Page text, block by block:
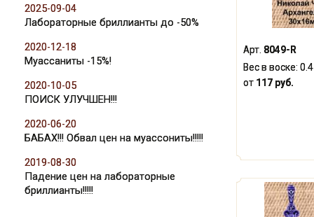
Арт. 8049-R
Вес в воске:
от 117 руб.
2025-09-04
Лабораторные бриллианты до -50%
2020-12-18
Муассаниты -15%!
2020-10-05
ПОИСК УЛУЧШЕН!!!
2020-06-20
БАБАХ!!! Обвал цен на муассониты!!!!!
2019-08-30
Падение цен на лабораторные
бриллианты!!!!!